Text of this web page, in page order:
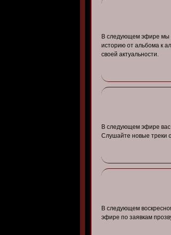
В следующем эфире мы
историю от альбома к
своей актуальности.
В следующем эфире вас
Слушайте новые треки
В следующем
эфире по заявкам